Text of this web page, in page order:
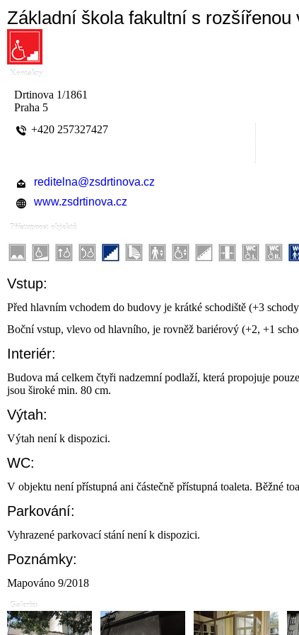
Základní škola fakultní s
Kontakty
Drtinova 1/1861
Praha 5
+420 257327427
reditelna@zsdrtinova.cz
www.zsdrtinova.cz
Přístupnost objektů
Vstup:
Před hlavním vchodem do budovy je krátké schodiště (+3
Boční vstup, vlevo od hlavního, je rovněž bariérový (+2, +1
Interiér:
Budova má celkem čtyři nadzemní podlaží, která propojuje
jsou široké min. 80 cm.
Výtah:
Výtah není k dispozici.
WC:
V objektu není přístupná ani částečně přístupná toaleta. Běžné
Parkování:
Vyhrazené parkovací stání není k dispozici.
Poznámky:
Mapováno 9/2018
Galerie: